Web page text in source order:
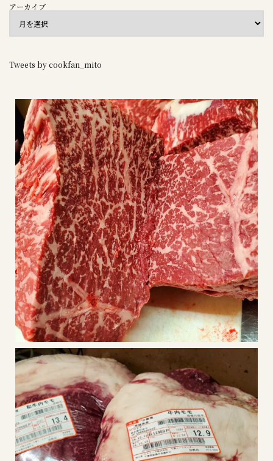
アーカイブ
Tweets by cookfan_mito